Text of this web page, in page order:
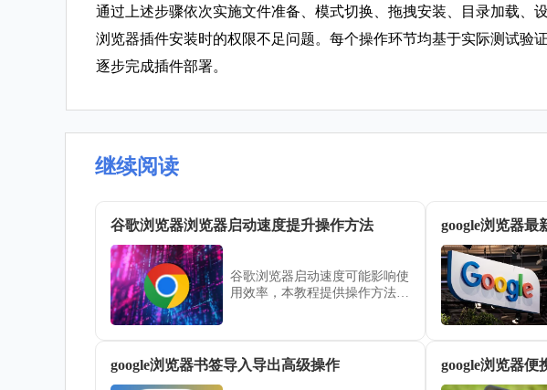
通过上述步骤依次实施文件准备、模式切换、拖拽安装、目录加载、
浏览器插件安装时的权限不足问题。每个操作环节均基于实际测试
逐步完成插件部署。
继续阅读
谷歌浏览器浏览器启动速度提升操作方法
谷歌浏览器启动速度可能影响使
用效率，本教程提供操作方法和
google浏览器最
google浏览器书签导入导出高级操作 google浏览器便